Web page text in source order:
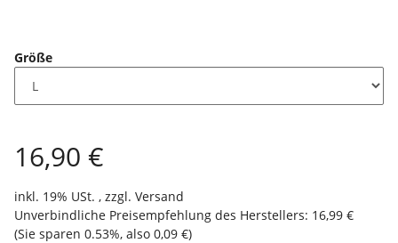
Größe
16,90 €
inkl. 19% USt. , zzgl. Versand
Unverbindliche Preisempfehlung des Herstellers: 16,99 €
(Sie sparen 0.53%, also 0,09 €)